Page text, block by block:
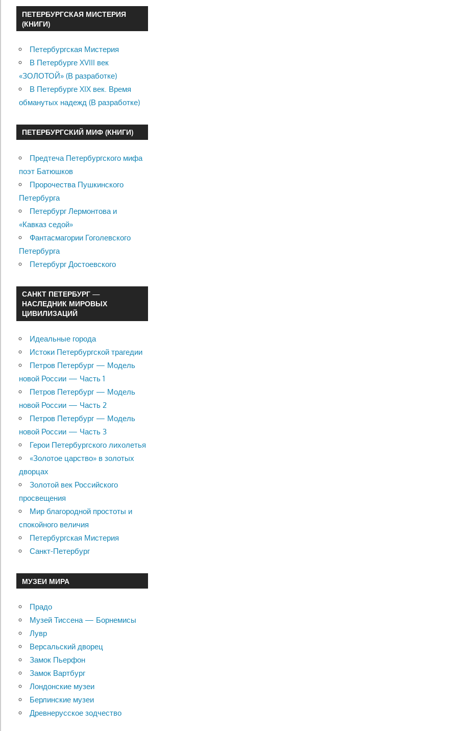
ПЕТЕРБУРГСКАЯ МИСТЕРИЯ
(КНИГИ)
Петербургская Мистерия
В Петербурге XVIII век
«ЗОЛОТОЙ» (В разработке)
В Петербурге XIX век. Время
обманутых надежд (В разработке)
ПЕТЕРБУРГСКИЙ МИФ (КНИГИ)
Предтеча Петербургского мифа
поэт Батюшков
Пророчества Пушкинского
Петербурга
Петербург Лермонтова и
«Кавказ седой»
Фантасмагории Гоголевского
Петербурга
Петербург Достоевского
САНКТ ПЕТЕРБУРГ —
НАСЛЕДНИК МИРОВЫХ
ЦИВИЛИЗАЦИЙ
Идеальные города
Истоки Петербургской трагедии
Петров Петербург — Модель
новой России — Часть 1
Петров Петербург — Модель
новой России — Часть 2
Петров Петербург — Модель
новой России — Часть 3
Герои Петербургского лихолетья
«Золотое царство» в золотых
дворцах
Золотой век Российского
просвещения
Мир благородной простоты и
спокойного величия
Петербургская Мистерия
Санкт-Петербург
МУЗЕИ МИРА
Прадо
Музей Тиссена — Борнемисы
Лувр
Версальский дворец
Замок Пьерфон
Замок Вартбург
Лондонские музеи
Берлинские музеи
Древнерусское зодчество